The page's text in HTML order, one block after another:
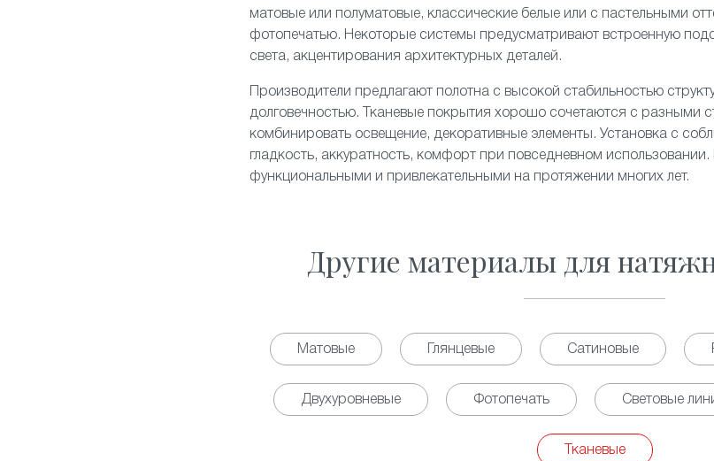
матовые или полуматовые, классические белые или с пастельными
фотопечатью. Некоторые системы предусматривают встроенную
света, акцентирования архитектурных деталей.
Производители предлагают полотна с высокой стабильностью
долговечностью. Тканевые покрытия хорошо сочетаются с разными
комбинировать освещение, декоративные элементы. Установка с
гладкость, аккуратность, комфорт при повседневном
функциональными и привлекательными на протяжении многих лет.
Другие материалы для
Матовые Глянцевые Сатиновые
Двухуровневые Фотопечать Световые
Тканевые